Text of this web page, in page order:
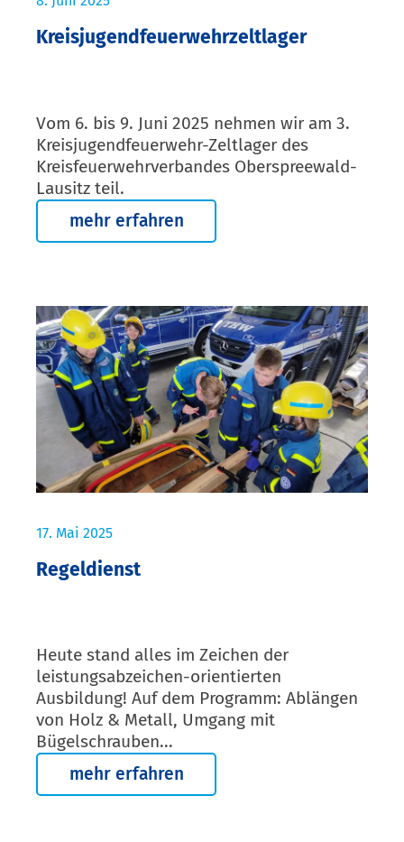
Kreisjugendfeuerwehrzeltlager
Vom 6. bis 9. Juni 2025 nehmen wir am 3.
Kreisjugendfeuerwehr-Zeltlager des
Kreisfeuerwehrverbandes Oberspreewald-
Lausitz teil.
mehr erfahren
17. Mai 2025
Regeldienst
Heute stand alles im Zeichen der
leistungsabzeichen-orientierten
Ausbildung! Auf dem Programm: Ablängen
von Holz & Metall, Umgang mit
Bügelschrauben...
mehr erfahren